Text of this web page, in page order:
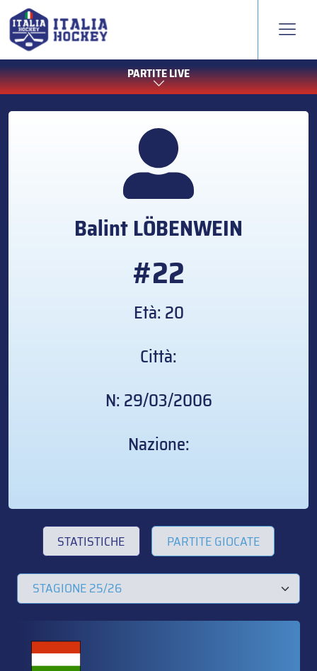
PARTITE LIVE
BalintLÖBENWEIN
#22
Età: 20
Città:
N: 29/03/2006
Nazione:
STATISTICHE PARTITE GIOCATE